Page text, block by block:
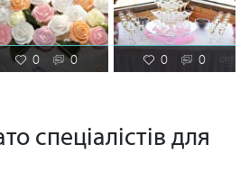
0 0 0 0
спеціалістів для